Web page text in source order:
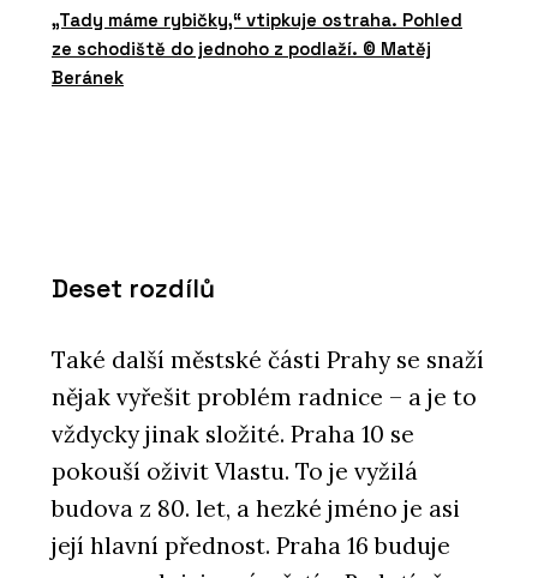
„Tady máme rybičky,“ vtipkuje ostraha. Pohled
ze schodiště do jednoho z podlaží. © Matěj
Beránek
Deset rozdílů
Také další městské části Prahy se snaží
nějak vyřešit problém radnice – a je to
vždycky jinak složité. Praha 10 se
pokouší oživit Vlastu. To je vyžilá
budova z 80. let, a hezké jméno je asi
její hlavní přednost. Praha 16 buduje